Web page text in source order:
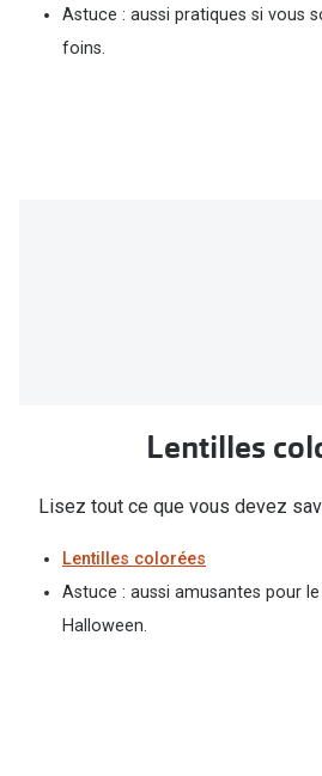
Astuce : aussi pratiques si vous
foins.
Lentilles
Lisez tout ce que vous devez
Lentilles colorées
Astuce : aussi amusantes pour
Halloween.